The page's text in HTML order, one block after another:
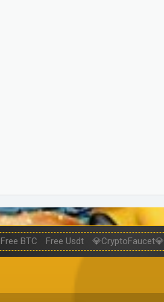
Free BTC Free Usdt 💎CryptoFaucet💎